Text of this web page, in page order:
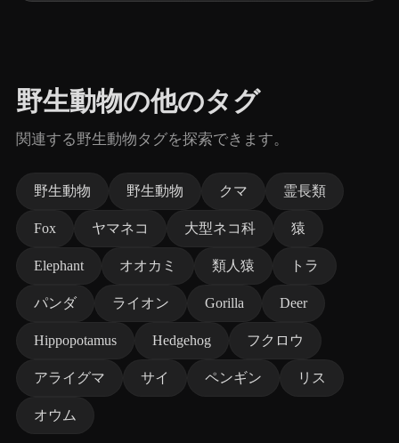
野生動物の他のタグ
関連する野生動物タグを探索できます。
野生動物 野生動物 クマ 霊長類
Fox ヤマネコ 大型ネコ科 猿
Elephant オオカミ 類人猿 トラ
パンダ ライオン Gorilla Deer
Hippopotamus Hedgehog フクロウ
アライグマ サイ ペンギン リス
オウム